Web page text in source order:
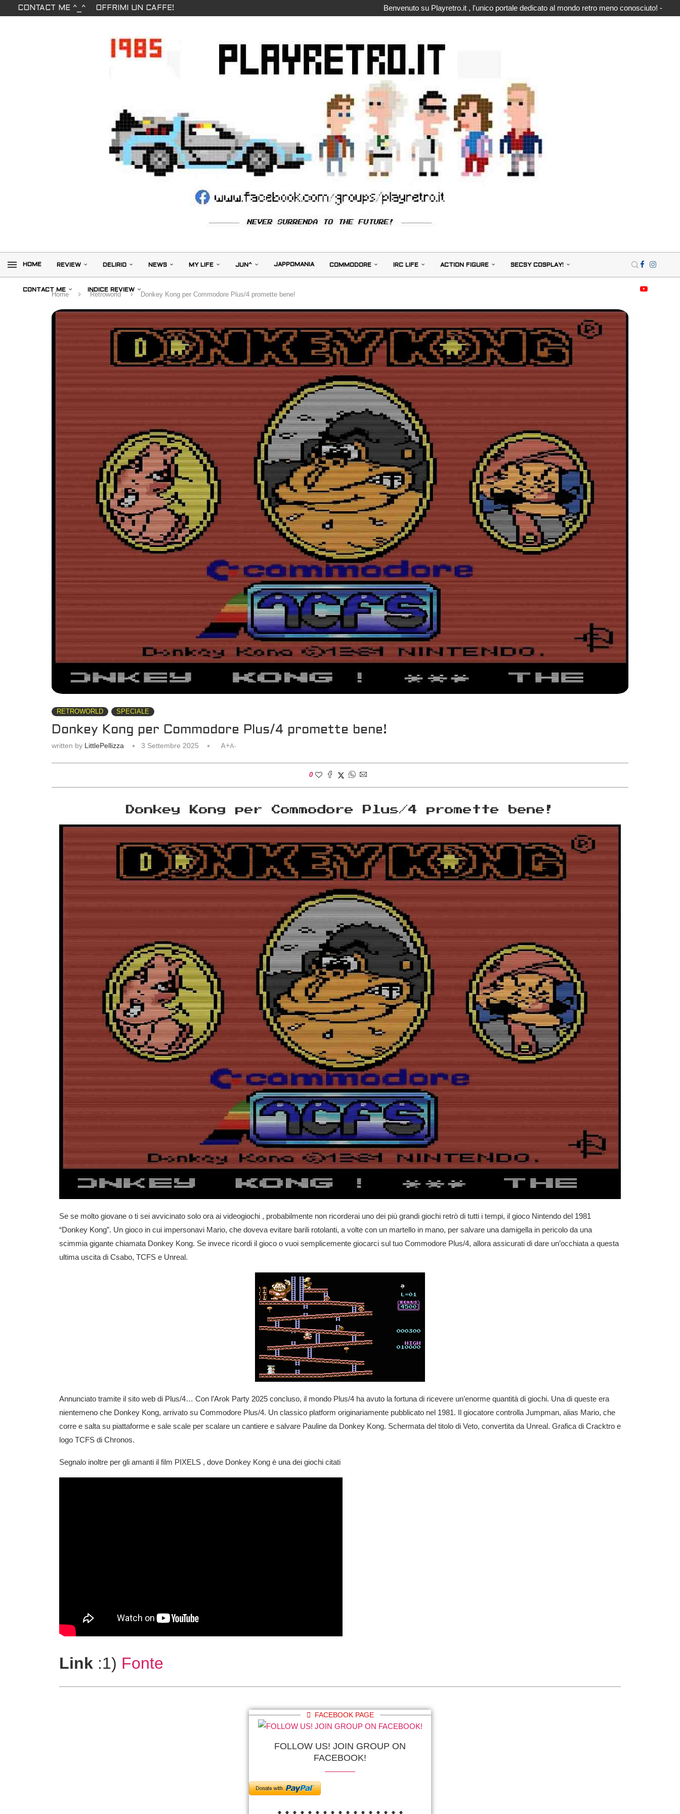
CONTACT ME ^_^ OFFRIMI UN CAFFE! Benvenuto su Playretro.it , l'unico portale dedicato al mondo retro meno conosciuto! -
HOME REVIEW DELIRIO NEWS MY LIFE JUN^ JAPPOMANIA COMMODORE IRC LIFE ACTION FIGURE SECSY COSPLAY!
CONTACT ME INDICE REVIEW
Home Retroworld Donkey Kong per Commodore Plus/4 promette bene!
RETROWORLD SPECIALE
Donkey Kong per Commodore Plus/4 promette bene!
written by LittlePellizza 3 Settembre 2025 A+A-
0
Donkey Kong per Commodore Plus/4 promette bene!
Se se molto giovane o ti sei avvicinato solo ora ai videogiochi , probabilmente non ricorderai uno dei più grandi giochi retrò di tutti i tempi, il gioco Nintendo del 1981
“Donkey Kong”. Un gioco in cui impersonavi Mario, che doveva evitare barili rotolanti, a volte con un martello in mano, per salvare una damigella in pericolo da una
scimmia gigante chiamata Donkey Kong. Se invece ricordi il gioco o vuoi semplicemente giocarci sul tuo Commodore Plus/4, allora assicurati di dare un’occhiata a questa
ultima uscita di Csabo, TCFS e Unreal.
Annunciato tramite il sito web di Plus/4… Con l’Arok Party 2025 concluso, il mondo Plus/4 ha avuto la fortuna di ricevere un’enorme quantità di giochi. Una di queste era
nientemeno che Donkey Kong, arrivato su Commodore Plus/4. Un classico platform originariamente pubblicato nel 1981. Il giocatore controlla Jumpman, alias Mario, che
corre e salta su piattaforme e sale scale per scalare un cantiere e salvare Pauline da Donkey Kong. Schermata del titolo di Veto, convertita da Unreal. Grafica di Cracktro e
logo TCFS di Chronos.
Segnalo inoltre per gli amanti il film PIXELS , dove Donkey Kong è una dei giochi citati
Link :1) Fonte
FACEBOOK PAGE
FOLLOW US! JOIN GROUP ON
FACEBOOK!